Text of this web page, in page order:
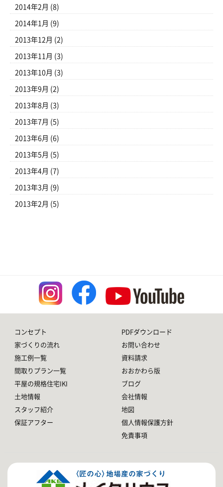
2014年2月 (8)
2014年1月 (9)
2013年12月 (2)
2013年11月 (3)
2013年10月 (3)
2013年9月 (2)
2013年8月 (3)
2013年7月 (5)
2013年6月 (6)
2013年5月 (5)
2013年4月 (7)
2013年3月 (9)
2013年2月 (5)
コンセプト
家づくりの流れ
施工例一覧
間取りプラン一覧
平屋の規格住宅IKI
土地情報
スタッフ紹介
保証アフター
PDFダウンロード
お問い合わせ
資料請求
おおかわら版
ブログ
会社情報
地図
個人情報保護方針
免責事項